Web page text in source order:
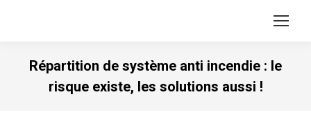
Répartition de système anti incendie : le
risque existe, les solutions aussi !